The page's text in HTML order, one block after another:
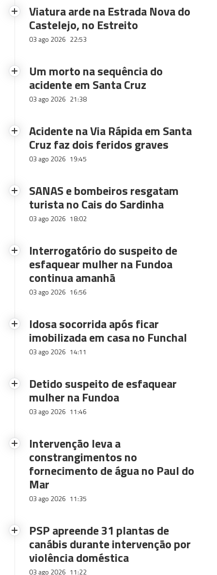
Viatura arde na Estrada Nova do
Castelejo, no Estreito
03 ago 2026 22:53
Um morto na sequência do
acidente em Santa Cruz
03 ago 2026 21:38
Acidente na Via Rápida em Santa
Cruz faz dois feridos graves
03 ago 2026 19:45
SANAS e bombeiros resgatam
turista no Cais do Sardinha
03 ago 2026 18:02
Interrogatório do suspeito de
esfaquear mulher na Fundoa
continua amanhã
03 ago 2026 16:56
Idosa socorrida após ficar
imobilizada em casa no Funchal
03 ago 2026 14:11
Detido suspeito de esfaquear
mulher na Fundoa
03 ago 2026 11:46
Intervenção leva a
constrangimentos no
fornecimento de água no Paul do
Mar
03 ago 2026 11:35
PSP apreende 31 plantas de
canábis durante intervenção por
violência doméstica
03 ago 2026 11:22